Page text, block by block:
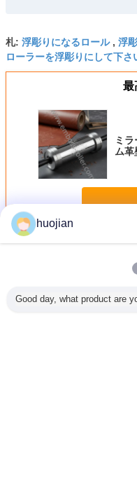
札: 浮彫りになるロール, 浮
ローラーを浮彫りにして下さ
最
ミ
ム革
多く浮彫りになるローラー
huojian
Good day, what product are